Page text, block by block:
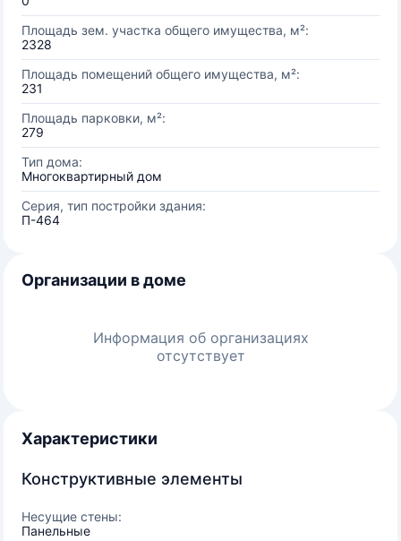
Площадь зем. участка общего имущества, м²:
2328
Площадь помещений общего имущества, м²:
231
Площадь парковки, м²:
279
Тип дома:
Многоквартирный дом
Серия, тип постройки здания:
П-464
Организации в доме
Информация об организациях
отсутствует
Характеристики
Конструктивные элементы
Несущие стены:
Панельные